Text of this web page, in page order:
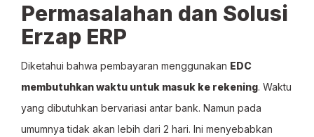
Permasalahan dan Solusi
Erzap ERP
Diketahui bahwa pembayaran menggunakan EDC
membutuhkan waktu untuk masuk ke rekening. Waktu
yang dibutuhkan bervariasi antar bank. Namun pada
umumnya tidak akan lebih dari 2 hari. Ini menyebabkan